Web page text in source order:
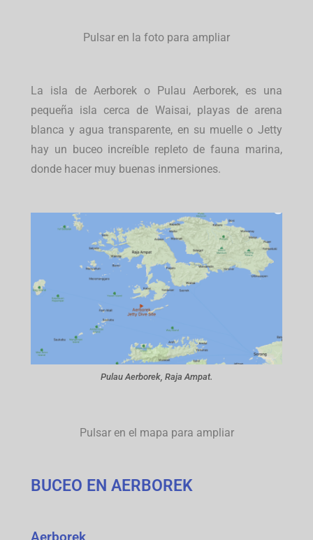
Pulsar en la foto para ampliar
La isla de Aerborek o Pulau Aerborek, es una
pequeña isla cerca de Waisai, playas de arena
blanca y agua transparente, en su muelle o Jetty
hay un buceo increíble repleto de fauna marina,
donde hacer muy buenas inmersiones.
Pulau Aerborek, Raja Ampat.
Pulsar en el mapa para ampliar
BUCEO EN AERBOREK
Aerborek